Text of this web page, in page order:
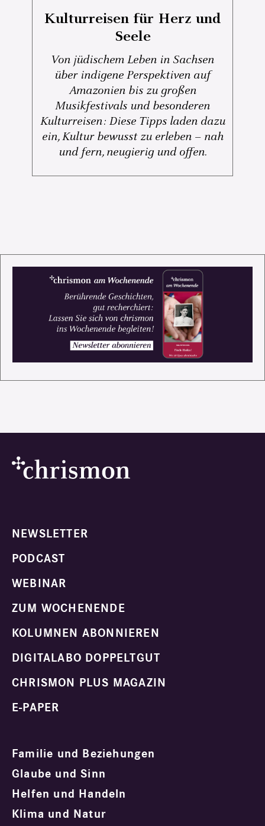
Kulturreisen für Herz und
Seele
Von jüdischem Leben in Sachsen
über indigene Perspektiven auf
Amazonien bis zu großen
Musikfestivals und besonderen
Kulturreisen: Diese Tipps laden dazu
ein, Kultur bewusst zu erleben – nah
und fern, neugierig und offen.
NEWSLETTER
PODCAST
WEBINAR
ZUM WOCHENENDE
KOLUMNEN ABONNIEREN
DIGITALABO DOPPELTGUT
CHRISMON PLUS MAGAZIN
E-PAPER
Familie und Beziehungen
Glaube und Sinn
Helfen und Handeln
Klima und Natur